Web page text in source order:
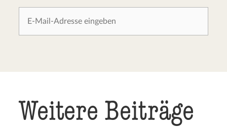
Weitere Beiträge